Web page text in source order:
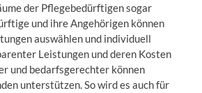
der Pflegebedürftigen sogar
und ihre Angehörigen können
auswählen und individuell
Leistungen und deren Kosten
und bedarfsgerechter können
unterstützen. So wird es auch für